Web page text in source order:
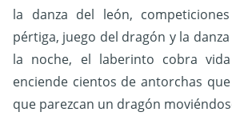
la danza del león,
pértiga, juego del dragón y la
la noche, el laberinto cobra
enciende cientos de antorchas
que parezcan un dragón